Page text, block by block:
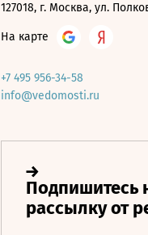
127018, г. Москва, ул.
На карте
+7 495 956-34-58
info@vedomosti.ru